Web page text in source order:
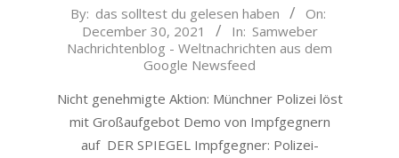
2021-
30
By: das solltest du gelesen haben
On:
December 30, 2021
In: Samweber
Nachrichtenblog - Weltnachrichten aus dem
Google Newsfeed
Nicht genehmigte Aktion: Münchner Polizei löst
mit Großaufgebot Demo von Impfgegnern
auf DER SPIEGEL Impfgegner: Polizei-